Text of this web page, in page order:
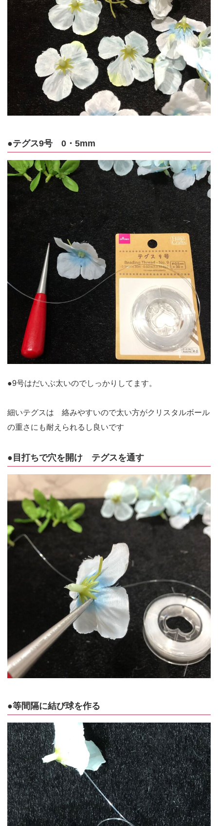
●テグス9号 0・5mm
●9号はだいぶ太いのでしっかりしてます。
細いテグスは 絡みやすいので太い方がクリスタルボール
の重さにも耐えられるし良いです
●目打ちで穴を開け テグスを通す
●等間隔に結び球を作る